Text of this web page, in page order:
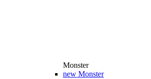
Monster
new Monster